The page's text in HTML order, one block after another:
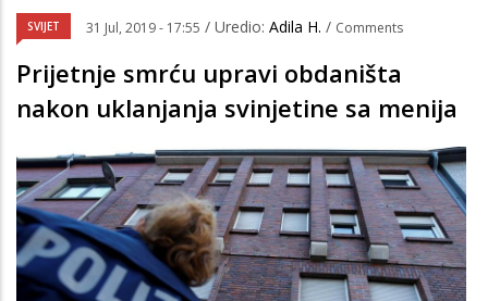
SVIJET 31 Jul, 2019 - 17:55 / Uredio: Adila H. / Comments
Prijetnje smrću upravi obdaništa
nakon uklanjanja svinjetine sa menija